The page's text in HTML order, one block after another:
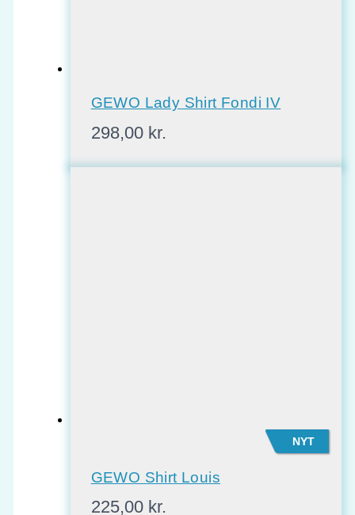
GEWO Lady Shirt Fondi IV
298,00 kr.
NYT
GEWO Shirt Louis
225,00 kr.